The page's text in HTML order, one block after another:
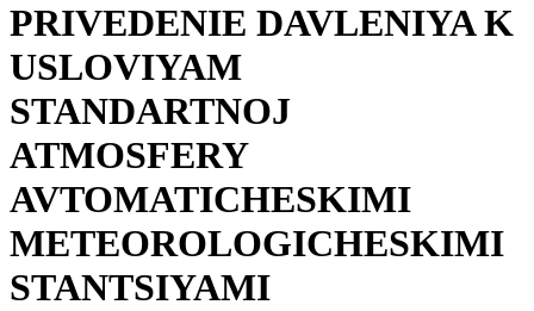
PRIVEDENIE DAVLENIYA K
USLOVIYAM
STANDARTNOJ
ATMOSFERY
AVTOMATICHESKIMI
METEOROLOGICHESKIMI
STANTSIYAMI